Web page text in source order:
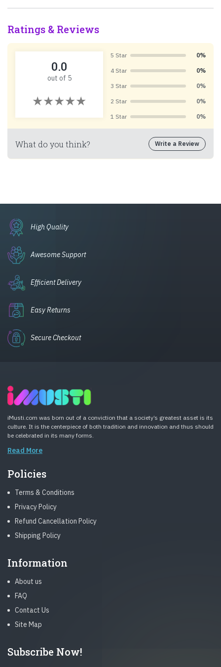
Ratings & Reviews
0.0
out of 5
5 Star 0%
4 Star 0%
3 Star 0%
2 Star 0%
1 Star 0%
What do you think? Write a Review
High Quality
Awesome Support
Efficient Delivery
Easy Returns
Secure Checkout
iMusti.com was born out of a conviction that a society’s greatest asset is its
culture. It is the centerpiece of both tradition and innovation and thus should
be celebrated in its many forms.
Read More
Policies
Terms & Conditions
Privacy Policy
Refund Cancellation Policy
Shipping Policy
Information
About us
FAQ
Contact Us
Site Map
Subscribe Now!